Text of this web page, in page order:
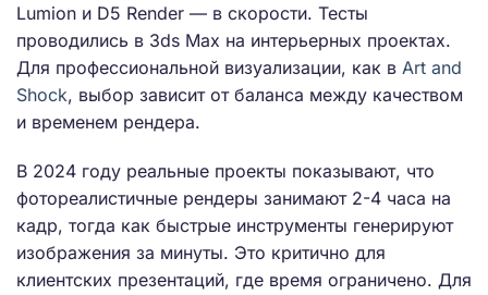
Lumion и D5 Render — в скорости. Тесты
проводились в 3ds Max на интерьерных проектах.
Для профессиональной визуализации, как в Art and
Shock, выбор зависит от баланса между качеством
и временем рендера.
В 2024 году реальные проекты показывают, что
фотореалистичные рендеры занимают 2-4 часа на
кадр, тогда как быстрые инструменты генерируют
изображения за минуты. Это критично для
клиентских презентаций, где время ограничено. Для